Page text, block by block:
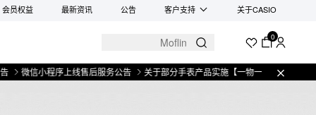
会员权益 最新资讯 公告 客户支持 关于CASIO
0
小程序上线售后服务公告 关于部分手表产品实施【一物一码】管理的公告